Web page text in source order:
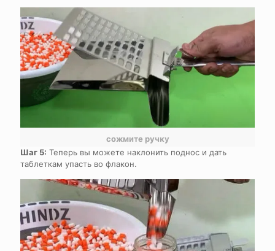
сожмите ручку
Шаг 5: Теперь вы можете наклонить поднос и дать
таблеткам упасть во флакон.